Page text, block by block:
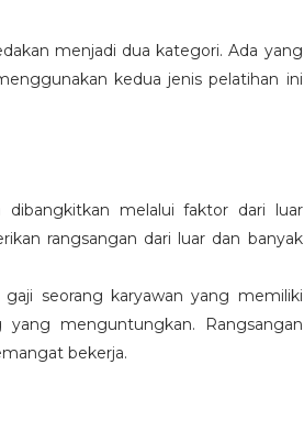
menjadi dua kategori. Ada yang
kedua jenis pelatihan ini
dibangkitkan melalui faktor dari luar
rangsangan dari luar dan banyak
seorang karyawan yang memiliki
menguntungkan. Rangsangan
bekerja.